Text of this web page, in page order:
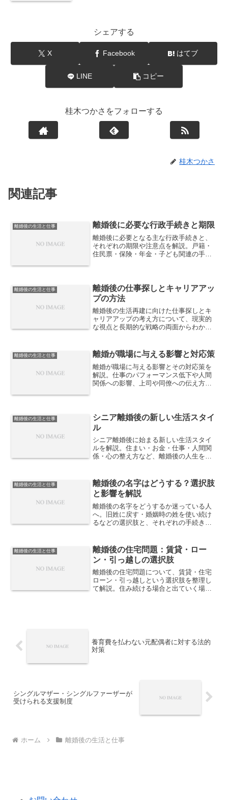
シェアする
X Facebook はてブ
LINE コピー
桂木つかさをフォローする
桂木つかさ
関連記事
離婚後の生活と仕事 離婚後に必要な行政手続きと期限
離婚後に必要となる主な行政手続きと、
それぞれの期限や注意点を解説。戸籍・
住民票・保険・年金・子ども関連の手続
離婚後の生活と仕事
離婚後の仕事探しとキャリアアッ
プの方法
離婚後の生活再建に向けた仕事探しとキ
ャリアアップの考え方について、現実的
な視点と長期的な戦略の両面からわかり
離婚後の生活と仕事 離婚が職場に与える影響と対応策
離婚が職場に与える影響とその対応策を
解説。仕事のパフォーマンス低下や人間
関係への影響、上司や同僚への伝え方、
離婚後の生活と仕事
シニア離婚後の新しい生活スタイ
ル
シニア離婚後に始まる新しい生活スタイ
ルを解説。住まい・お金・仕事・人間関
係・心の整え方など、離婚後の人生を前
離婚後の生活と仕事
離婚後の名字はどうする？選択肢
と影響を解説
離婚後の名字をどうするか迷っている人
へ。旧姓に戻す・婚姻時の姓を使い続け
るなどの選択肢と、それぞれの手続きや
離婚後の生活と仕事
離婚後の住宅問題：賃貸・ロー
ン・引っ越しの選択肢
離婚後の住宅問題について、賃貸・住宅
ローン・引っ越しという選択肢を整理し
て解説。住み続ける場合と出ていく場合
養育費を払わない元配偶者に対する法的
対策
シングルマザー・シングルファーザーが
受けられる支援制度
ホーム 離婚後の生活と仕事